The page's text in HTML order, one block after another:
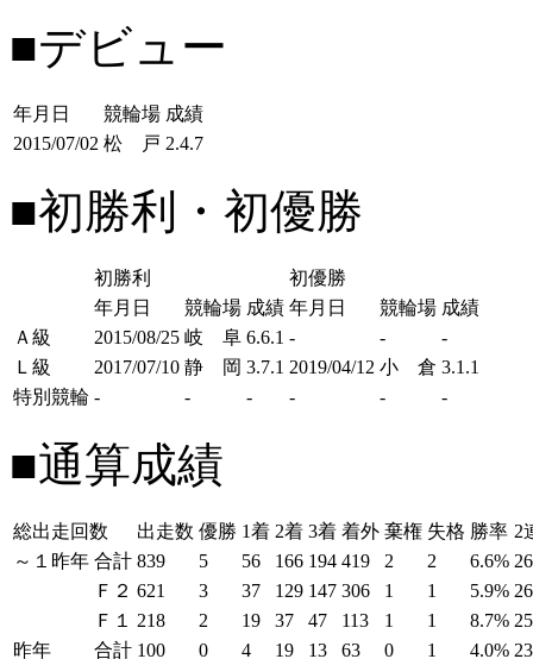
■デビュー
年月日 競輪場 成績
2015/07/02 松 戸 2.4.7
■初勝利・初優勝
初勝利
初優勝
年月日
競輪場 成績 年月日 競輪場 成績
Ａ級
2015/08/25 岐 阜 6.6.1 - -
-
Ｌ級
2017/07/10 静 岡 3.7.1 2019/04/12 小 倉 3.1.1
特別競輪 - - - - - -
■通算成績
総出走回数 出走数 優勝 1着 2着 3着 着外 棄権 失格 勝率 2
～１昨年 合計 839 5 56 166 194 419 2 2 6.6%
Ｆ２ 621 3 37 129 147 306 1 1 5.9%
Ｆ１
218 2 19 37 47 113 1 1 8.7%
昨年
合計 100 0 4 19 13 63 0 1 4.0%